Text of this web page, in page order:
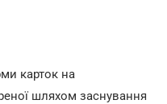
карток на
шляхом заснування